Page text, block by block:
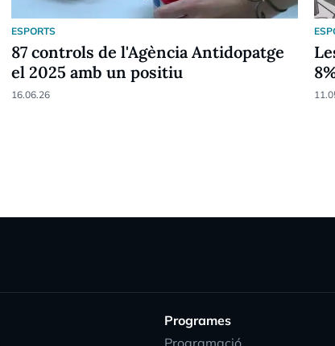
ESPORTS
87 controls de l'Agència Antidopatge
el 2025 amb un positiu
16.06.26
Programes